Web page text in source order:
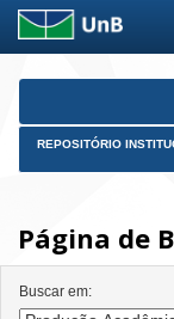
Skip
REPOSITÓRIO
Página de
Buscar em: